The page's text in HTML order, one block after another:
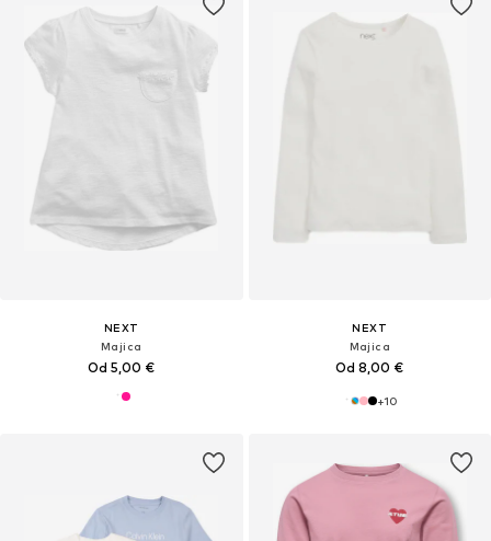
NEXT
Majica
Od 5,00 €
NEXT
Majica
Od 8,00 €
+10